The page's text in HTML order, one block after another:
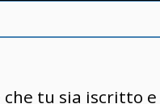
tu sia iscritto